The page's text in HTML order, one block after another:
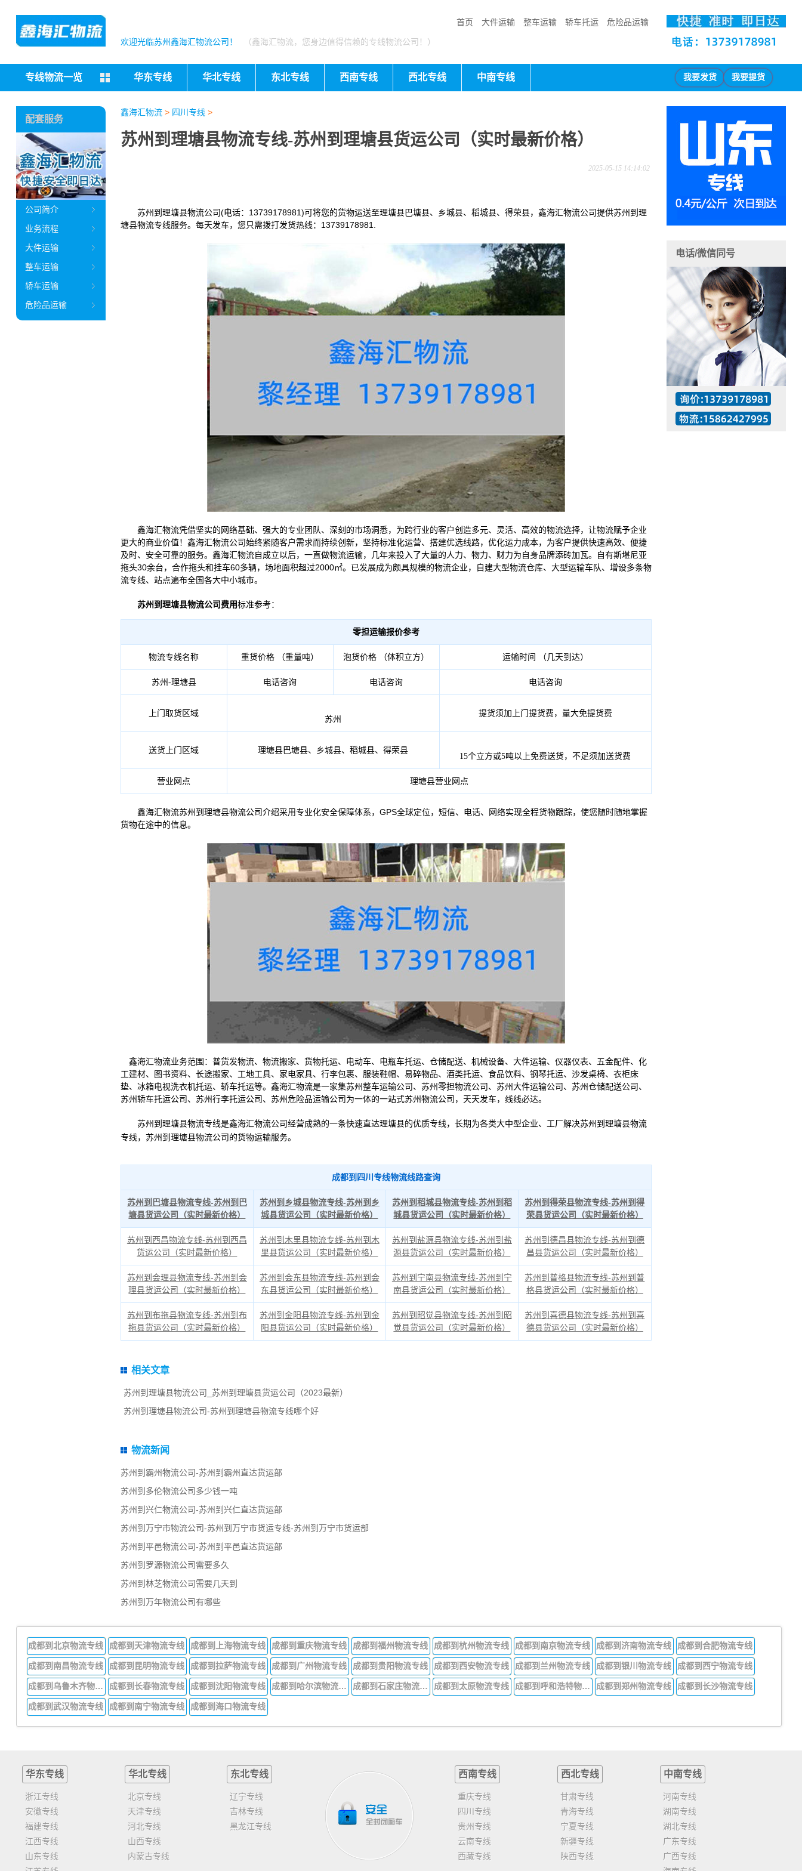
首页 大件运输 整车运输 轿车托运 危险品运输
欢迎光临苏州鑫海汇物流公司！ （鑫海汇物流，您身边值得信赖的专线物流公司！）
专线物流一览 华东专线 华北专线 东北专线 西南专线 西北专线 中南专线 我要发货 我要提货
鑫海汇物流> 四川专线 >
苏州到理塘县物流专线-苏州到理塘县货运公司（实时最新价格）
2025-05-15 14:14:02
苏州到理塘县物流公司(电话：13739178981)可将您的货物运送至理塘县巴塘县、乡城县、稻城县、得荣县，鑫海汇物流公司提供苏州到理
塘县物流专线服务。每天发车，您只需拨打发货热线：13739178981.
鑫海汇物流凭借坚实的网络基础、强大的专业团队、深刻的市场洞悉，为跨行业的客户创造多元、灵活、高效的物流选择，让物流赋予企业
更大的商业价值！鑫海汇物流公司始终紧随客户需求而持续创新，坚持标准化运营、搭建优选线路，优化运力成本，为客户提供快速高效、便捷
及时、安全可靠的服务。鑫海汇物流自成立以后，一直做物流运输，几年来投入了大量的人力、物力、财力为自身品牌添砖加瓦。自有斯堪尼亚
拖头30余台，合作拖头和挂车60多辆，场地面积超过2000㎡。已发展成为颇具规模的物流企业，自建大型物流仓库、大型运输车队、增设多条物
流专线、站点遍布全国各大中小城市。
苏州到理塘县物流公司费用标准参考：
零担运输报价参考
物流专线名称 重货价格 （重量吨） 泡货价格 （体积立方） 运输时间 （几天到达）
苏州-理塘县 电话咨询 电话咨询 电话咨询
上门取货区域
苏州
提货须加上门提货费，量大免提货费
送货上门区域 理塘县巴塘县、乡城县、稻城县、得荣县
15个立方或5吨以上免费送货，不足须加送货费
营业网点 理塘县营业网点
鑫海汇物流苏州到理塘县物流公司介绍采用专业化安全保障体系，GPS全球定位，短信、电话、网络实现全程货物跟踪，使您随时随地掌握
货物在途中的信息。
鑫海汇物流业务范围：普货发物流、物流搬家、货物托运、电动车、电瓶车托运、仓储配送、机械设备、大件运输、仪器仪表、五金配件、化
工建材、图书资料、长途搬家、工地工具、家电家具、行李包裹、服装鞋帽、易碎物品、酒类托运、食品饮料、钢琴托运、沙发桌椅、衣柜床
垫、冰箱电视洗衣机托运、轿车托运等。鑫海汇物流是一家集苏州整车运输公司、苏州零担物流公司、苏州大件运输公司、苏州仓储配送公司、
苏州轿车托运公司、苏州行李托运公司、苏州危险品运输公司为一体的一站式苏州物流公司，天天发车，线线必达。
苏州到理塘县物流专线是鑫海汇物流公司经营成熟的一条快速直达理塘县的优质专线，长期为各类大中型企业、工厂解决苏州到理塘县物流
专线，苏州到理塘县物流公司的货物运输服务。
成都到四川专线物流线路查询
苏州到巴塘县物流专线-苏州到巴
塘县货运公司（实时最新价格）
苏州到乡城县物流专线-苏州到乡
城县货运公司（实时最新价格）
苏州到稻城县物流专线-苏州到稻
城县货运公司（实时最新价格）
苏州到得荣县物流专线-苏州到得
荣县货运公司（实时最新价格）
苏州到西昌物流专线-苏州到西昌
货运公司（实时最新价格）
苏州到木里县物流专线-苏州到木
里县货运公司（实时最新价格）
苏州到盐源县物流专线-苏州到盐
源县货运公司（实时最新价格）
苏州到德昌县物流专线-苏州到德
昌县货运公司（实时最新价格）
苏州到会理县物流专线-苏州到会
理县货运公司（实时最新价格）
苏州到会东县物流专线-苏州到会
东县货运公司（实时最新价格）
苏州到宁南县物流专线-苏州到宁
南县货运公司（实时最新价格）
苏州到普格县物流专线-苏州到普
格县货运公司（实时最新价格）
苏州到布拖县物流专线-苏州到布
拖县货运公司（实时最新价格）
苏州到金阳县物流专线-苏州到金
阳县货运公司（实时最新价格）
苏州到昭觉县物流专线-苏州到昭
觉县货运公司（实时最新价格）
苏州到喜德县物流专线-苏州到喜
德县货运公司（实时最新价格）
相关文章
苏州到理塘县物流公司_苏州到理塘县货运公司（2023最新）
苏州到理塘县物流公司-苏州到理塘县物流专线哪个好
物流新闻
苏州到霸州物流公司-苏州到霸州直达货运部
苏州到多伦物流公司多少钱一吨
苏州到兴仁物流公司-苏州到兴仁直达货运部
苏州到万宁市物流公司-苏州到万宁市货运专线-苏州到万宁市货运部
苏州到平邑物流公司-苏州到平邑直达货运部
苏州到罗源物流公司需要多久
苏州到林芝物流公司需要几天到
苏州到万年物流公司有哪些
配套服务
公司简介
业务流程
大件运输
整车运输
轿车运输
危险品运输
电话/微信同号
成都到北京物流专线 成都到天津物流专线 成都到上海物流专线 成都到重庆物流专线 成都到福州物流专线 成都到杭州物流专线 成都到南京物流专线 成都到济南物流专线 成都到合肥物流专线
成都到南昌物流专线 成都到昆明物流专线 成都到拉萨物流专线 成都到广州物流专线 成都到贵阳物流专线 成都到西安物流专线 成都到兰州物流专线 成都到银川物流专线 成都到西宁物流专线
成都到乌鲁木齐物流专线 成都到长春物流专线 成都到沈阳物流专线 成都到哈尔滨物流专线 成都到石家庄物流专线 成都到太原物流专线 成都到呼和浩特物流专线 成都到郑州物流专线 成都到长沙物流专线
成都到武汉物流专线 成都到南宁物流专线 成都到海口物流专线
华东专线
浙江专线
安徽专线
福建专线
江西专线
山东专线
华北专线
北京专线
天津专线
河北专线
山西专线
内蒙古专线
东北专线
辽宁专线
吉林专线
黑龙江专线
西南专线
重庆专线
四川专线
贵州专线
云南专线
西藏专线
西北专线
甘肃专线
青海专线
宁夏专线
新疆专线
陕西专线
中南专线
河南专线
湖南专线
湖北专线
广东专线
广西专线